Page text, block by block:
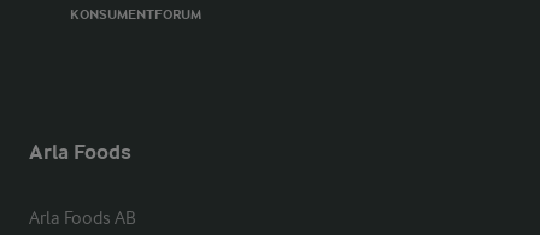
KONSUMENTFORUM
Arla Foods
Arla Foods AB